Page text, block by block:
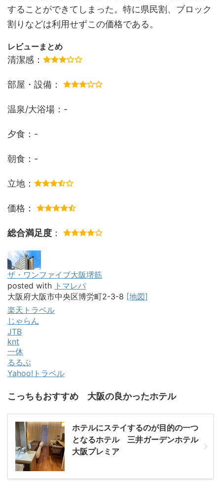
することができてしまった。特に県民割、ブロック
割りなどは利用せずこの価格である。
レビューまとめ
清潔感：
部屋・設備：
温泉/大浴場：-
夕食：-
朝食：-
立地：
価格：
総合満足度 ：
ザ・ワンファイブ大阪堺筋
posted with トマレバ
大阪府大阪市中央区博労町2-3-8 [地図]
楽天トラベル
じゃらん
JTB
knt
一休
るるぶ
Yahoo!トラベル
こっちもおすすめ 大阪の良かったホテル
ホテルにステイするのが目的の一つ
となるホテル 三井ガーデンホテル
大阪プレミア